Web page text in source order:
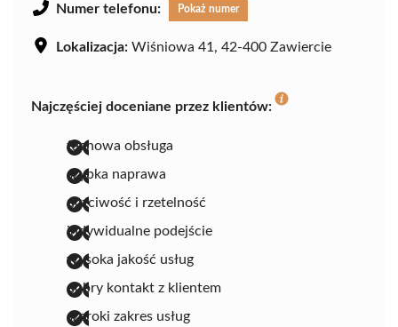
Numer telefonu: Pokaż numer
Lokalizacja: Wiśniowa 41, 42-400 Zawiercie
Najczęściej doceniane przez klientów:
fachowa obsługa
szybka naprawa
uczciwość i rzetelność
indywidualne podejście
wysoka jakość usług
dobry kontakt z klientem
szeroki zakres usług